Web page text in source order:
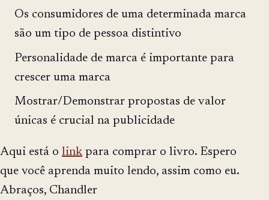
Os consumidores de uma determinada marca
são um tipo de pessoa distintivo
Personalidade de marca é importante para
crescer uma marca
Mostrar/Demonstrar propostas de valor
únicas é crucial na publicidade
Aqui está o link para comprar o livro. Espero
que você aprenda muito lendo, assim como eu.
Abraços, Chandler